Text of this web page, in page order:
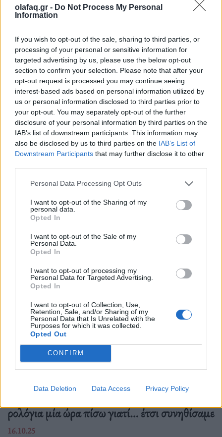
olafaq.gr - Do Not Process My Personal
Information
If you wish to opt-out of the sale, sharing to third parties, or
processing of your personal or sensitive information for
targeted advertising by us, please use the below opt-out
section to confirm your selection. Please note that after your
opt-out request is processed you may continue seeing
interest-based ads based on personal information utilized by
us or personal information disclosed to third parties prior to
your opt-out. You may separately opt-out of the further
disclosure of your personal information by third parties on the
IAB’s list of downstream participants. This information may
also be disclosed by us to third parties on the IAB’s List of
Downstream Participants that may further disclose it to other
Personal Data Processing Opt Outs
I want to opt-out of the Sharing of my
personal data.
Opted In
I want to opt-out of the Sale of my
Personal Data.
Opted In
I want to opt-out of processing my
Personal Data for Targeted Advertising.
Opted In
I want to opt-out of Collection, Use,
Retention, Sale, and/or Sharing of my
Personal Data that Is Unrelated with the
Purposes for which it was collected.
Opted Out
CONFIRM
Data Deletion Data Access Privacy Policy
στο Google News
Newsroom
Ετικέτες :Βαφτιστήρια,Καλάθι του Νοικοκυριού,καλάθι του νονού,
Δείτε επίσης
ρολόγια μία ώρα πίσω γιατί… έτσι συνηθίσαμε
16.10.25